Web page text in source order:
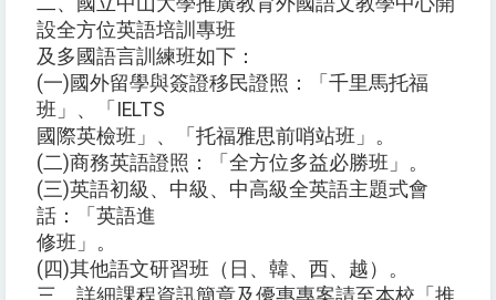
設全方位英語培訓專班
及多國語言訓練班如下：
(一)國外留學與簽證移民證照：「千里馬托福
班」、「IELTS
國際英檢班」、「托福雅思前哨站班」。
(二)商務英語證照：「全方位多益必勝班」。
(三)英語初級、中級、中高級全英語主題式會
話：「英語進
修班」。
(四)其他語文研習班（日、韓、西、越）。